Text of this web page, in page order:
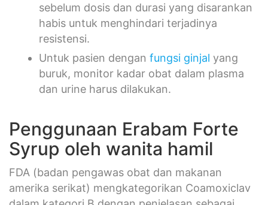
sebelum dosis dan durasi yang disarankan
habis untuk menghindari terjadinya
resistensi.
Untuk pasien dengan fungsi ginjal yang
buruk, monitor kadar obat dalam plasma
dan urine harus dilakukan.
Penggunaan Erabam Forte
Syrup oleh wanita hamil
FDA (badan pengawas obat dan makanan
amerika serikat) mengkategorikan Coamoxiclav